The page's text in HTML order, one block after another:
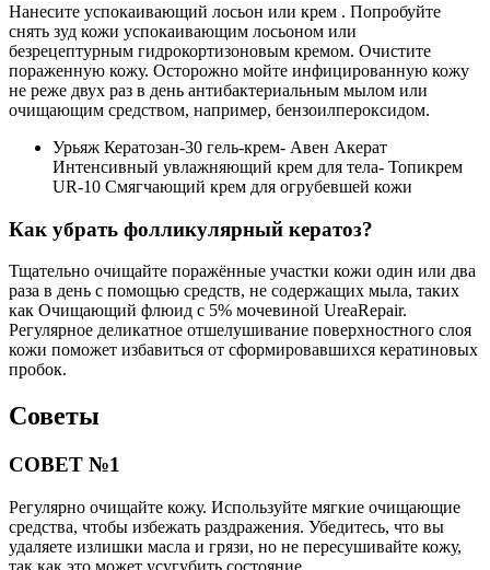
Нанесите успокаивающий лосьон или крем . Попробуйте
снять зуд кожи успокаивающим лосьоном или
безрецептурным гидрокортизоновым кремом. Очистите
пораженную кожу. Осторожно мойте инфицированную кожу
не реже двух раз в день антибактериальным мылом или
очищающим средством, например, бензоилпероксидом.
Урьяж Кератозан-30 гель-крем- Авен Акерат
Интенсивный увлажняющий крем для тела- Топикрем
UR-10 Смягчающий крем для огрубевшей кожи
Как убрать фолликулярный кератоз?
Тщательно очищайте поражённые участки кожи один или два
раза в день с помощью средств, не содержащих мыла, таких
как Очищающий флюид с 5% мочевиной UreaRepair.
Регулярное деликатное отшелушивание поверхностного слоя
кожи поможет избавиться от сформировавшихся кератиновых
пробок.
Советы
СОВЕТ №1
Регулярно очищайте кожу. Используйте мягкие очищающие
средства, чтобы избежать раздражения. Убедитесь, что вы
удаляете излишки масла и грязи, но не пересушивайте кожу,
так как это может усугубить состояние.